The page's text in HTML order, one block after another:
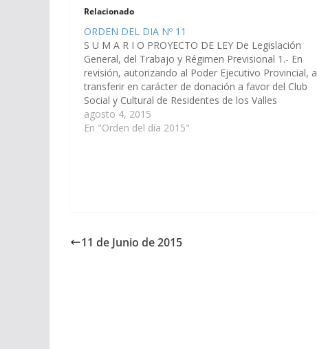
Relacionado
ORDEN DEL DIA Nº 11
S U M A R I O PROYECTO DE LEY De Legislación
General, del Trabajo y Régimen Previsional 1.- En
revisión, autorizando al Poder Ejecutivo Provincial, a
transferir en carácter de donación a favor del Club
Social y Cultural de Residentes de los Valles
Calchaquíes - Zona Norte, Personería Jurídica…
agosto 4, 2015
En "Orden del día 2015"
11 de Junio de 2015